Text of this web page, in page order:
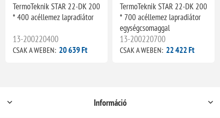
TermoTeknik STAR 22-DK 200
* 400 acéllemez lapradiátor
13-200220400
CSAK A WEBEN: 20 639 Ft
TermoTeknik STAR 22-DK 200
* 700 acéllemez lapradiátor
egységcsomaggal
13-200220700
CSAK A WEBEN: 22 422 Ft
Információ